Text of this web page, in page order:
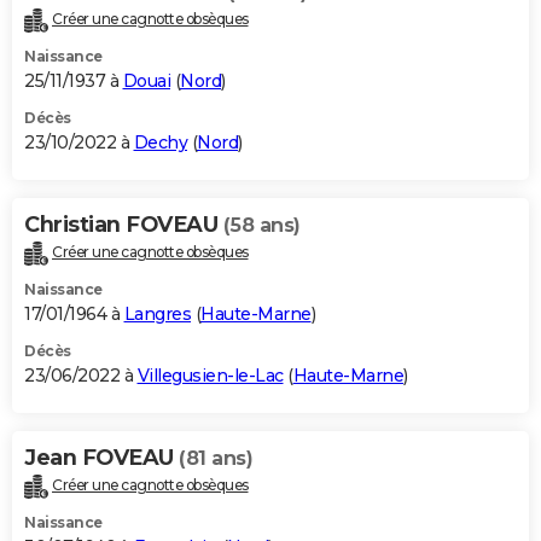
Créer une cagnotte obsèques
Naissance
25/11/1937 à Douai (Nord)
Décès
23/10/2022 à Dechy(Nord)
Christian FOVEAU (58 ans)
Créer une cagnotte obsèques
Naissance
17/01/1964 à Langres (Haute-Marne)
Décès
23/06/2022 à Villegusien-le-Lac(Haute-Marne)
Jean FOVEAU (81 ans)
Créer une cagnotte obsèques
Naissance